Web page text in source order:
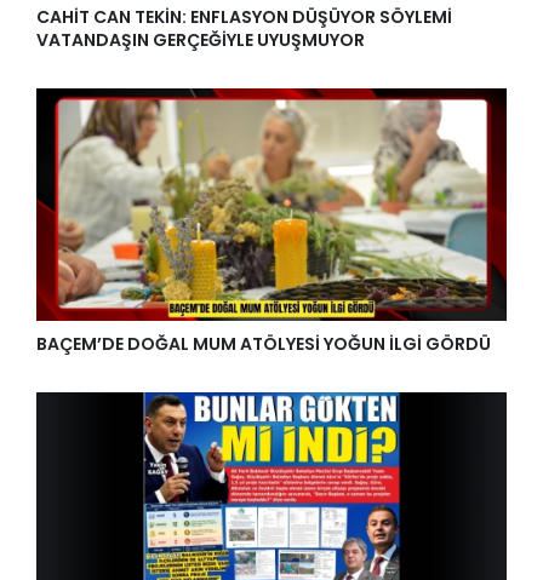
CAHİT CAN TEKİN: ENFLASYON DÜŞÜYOR SÖYLEMİ
VATANDAŞIN GERÇEĞİYLE UYUŞMUYOR
BAÇEM’DE DOĞAL MUM ATÖLYESİ YOĞUN İLGİ GÖRDÜ